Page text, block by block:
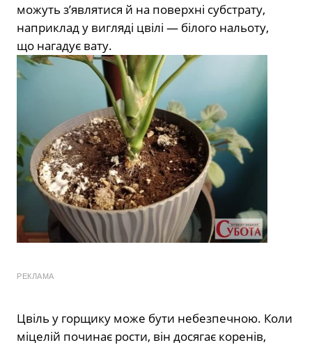
можуть з’являтися й на поверхні субстрату,
наприклад у вигляді цвілі — білого нальоту,
що нагадує вату.
РЕКЛАМА
Цвіль у горщику може бути небезпечною. Коли
міцелій починає рости, він досягає коренів,